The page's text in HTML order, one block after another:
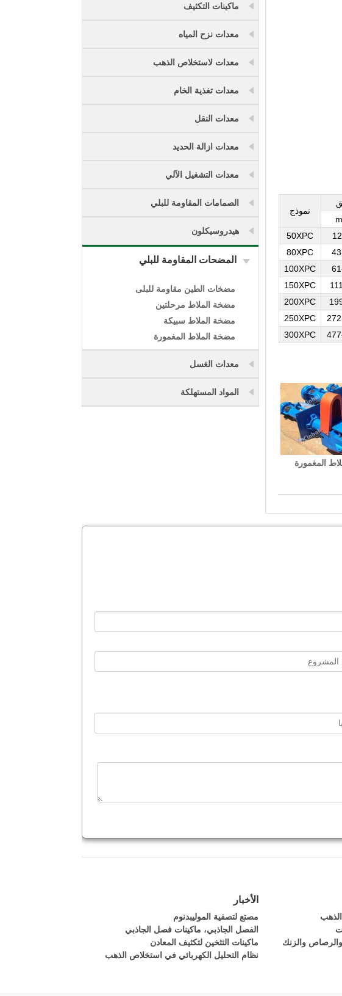
نموذج
50XPC
80XPC
100XPC
150XPC
200XPC
250XPC
300XPC
المغمورة
ماكينات التكثيف
معدات نزح المياه
معدات لاستخلاص الذهب
معدات تغذية الخام
معدات النقل
معدات ازالة الحديد
معدات التشغيل الآلي
الصمامات المقاومة للبلي
هيدروسيكلون
المضحات المقاومة للبلي
مضخات الطين مقاومة للبلى
مضخة الملاط مرحلتين
مضخة الملاط سبيكة
مضخة الملاط المغمورة
معدات الغسل
المواد المستهلكة
والزنك
الأخبار
مصتع لتصفية الموليبدنوم
الفصل الجاذبي، ماكينات فصل الجاذبي
ماكينات التثخين لتكثيف المعادن
نظام التحليل الكهربائي في استخلاص الذهب